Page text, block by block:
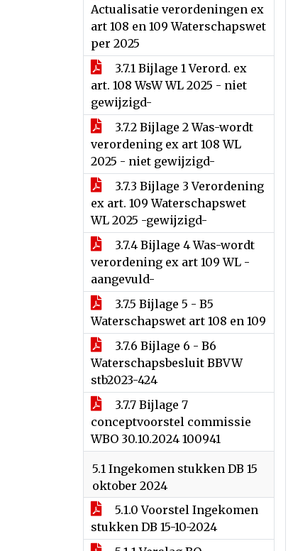
Actualisatie verordeningen ex
art 108 en 109 Waterschapswet
per 2025
3.7.1 Bijlage 1 Verord. ex
art. 108 WsW WL 2025 - niet
gewijzigd-
3.7.2 Bijlage 2 Was-wordt
verordening ex art 108 WL
2025 - niet gewijzigd-
3.7.3 Bijlage 3 Verordening
ex art. 109 Waterschapswet
WL 2025 -gewijzigd-
3.7.4 Bijlage 4 Was-wordt
verordening ex art 109 WL -
aangevuld-
3.7.5 Bijlage 5 - B5
Waterschapswet art 108 en 109
3.7.6 Bijlage 6 - B6
Waterschapsbesluit BBVW
stb2023-424
3.7.7 Bijlage 7
conceptvoorstel commissie
WBO 30.10.2024 100941
5.1 Ingekomen stukken DB 15
oktober 2024
5.1.0 Voorstel Ingekomen
stukken DB 15-10-2024